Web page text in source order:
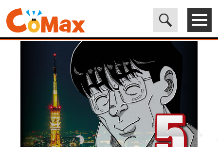
電子書籍マンガ CoMax(コマックス)公式サイト - 株式会社ICE>
LEGEND> 特命係長只野仁ファイナル 5